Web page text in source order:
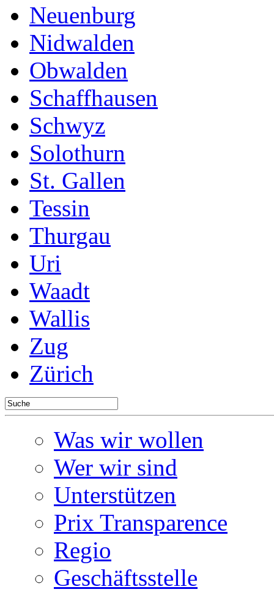
Neuenburg
Nidwalden
Obwalden
Schaffhausen
Schwyz
Solothurn
St. Gallen
Tessin
Thurgau
Uri
Waadt
Wallis
Zug
Zürich
Was wir wollen
Wer wir sind
Unterstützen
Prix Transparence
Regio
Geschäftsstelle